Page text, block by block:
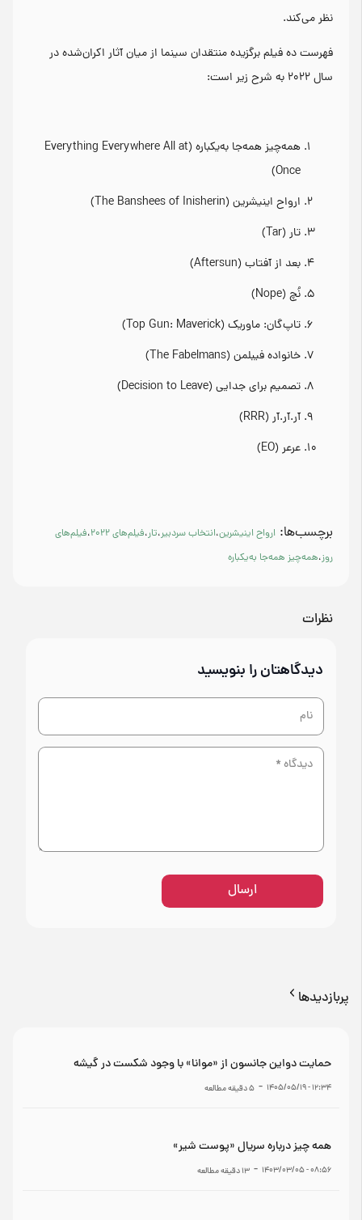
نظر می‌کند.
فهرست ده فیلم برگزیده منتقدان سینما از میان آثار اکران‌شده در
سال ۲۰۲۲ به شرح زیر است:
همه‌چیز همه‌جا به‌یکباره (Everything Everywhere All at
Once)
ارواح اینیشرین (The Banshees of Inisherin)
تار (Tar)
بعد از آفتاب (Aftersun)
نُچ (Nope)
تاپ‌گان: ماوریک (Top Gun: Maverick)
خانواده فیبلمن (The Fabelmans)
تصمیم برای جدایی (Decision to Leave)
آر.آر.آر (RRR)
عرعر (EO)
برچسب‌ها: ارواح اینیشرین،انتخاب سردبیر،تار،فیلم‌های 2022 ،فیلم‌های
روز،همه‌چیز همه‌جا به‌یکباره
نظرات
دیدگاهتان را بنویسید
ارسال
پربازدیدها
حمایت دواین جانسون از «موانا» با وجود شکست در گیشه
۱۲:۳۴ - ۱۴۰۵/۰۵/۱۹ -
5دقیقه مطالعه
همه چیز درباره سریال «پوست شیر»
۰۸:۵۶ - ۱۴۰۳/۰۳/۰۵ -
13دقیقه مطالعه